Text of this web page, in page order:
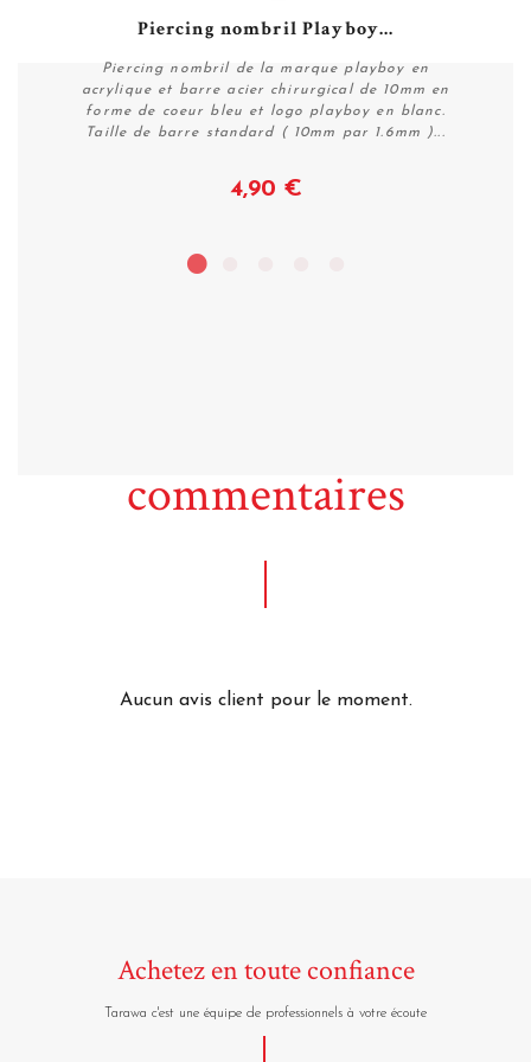
Piercing nombril Playboy...
Piercing nombril de la marque playboy en
acrylique et barre acier chirurgical de 10mm en
forme de coeur bleu et logo playboy en blanc.
Taille de barre standard ( 10mm par 1.6mm )...
4,90 €
commentaires
Aucun avis client pour le moment.
Achetez en toute confiance
Tarawa c'est une équipe de professionnels à votre écoute